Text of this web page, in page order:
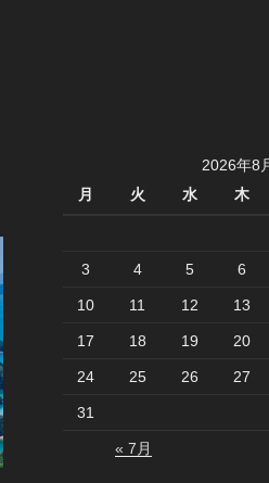
2026年8
月
火 水 木
3 4 5 6
10 11 12 13
17 18 19 20
24 25 26 27
31
« 7月